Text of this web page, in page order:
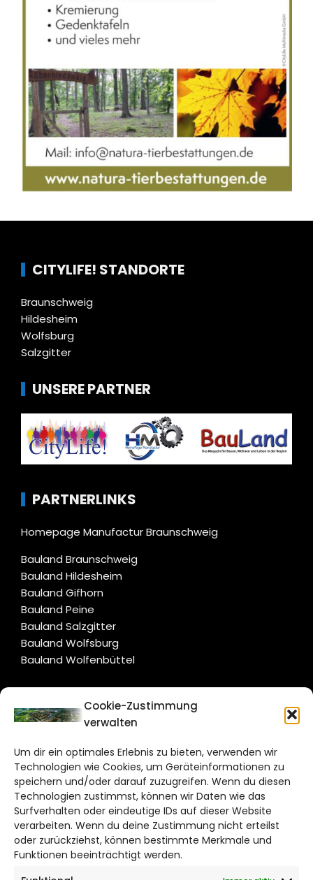
Cookie-Zustimmung
verwalten
Um dir ein optimales Erlebnis zu bieten, verwenden wir
Technologien wie Cookies, um Geräteinformationen zu
speichern und/oder darauf zuzugreifen. Wenn du diesen
Technologien zustimmst, können wir Daten wie das
Surfverhalten oder eindeutige IDs auf dieser Website
verarbeiten. Wenn du deine Zustimmung nicht erteilst
oder zurückziehst, können bestimmte Merkmale und
Funktionen beeinträchtigt werden.
CITYLIFE! STANDORTE
Braunschweig
Hildesheim
Wolfsburg
Salzgitter
UNSERE PARTNER
PARTNERLINKS
Homepage Manufactur Braunschweig
Bauland Braunschweig
Bauland Hildesheim
Bauland Gifhorn
Bauland Peine
Bauland Salzgitter
Bauland Wolfsburg
Bauland Wolfenbüttel
CITYLIFE!
Bruchtorwall 12
38100 Braunschweig
Telefon: 0531 387220 – 65
DAS STADTMAGAZIN FÜR
SALZGITTER